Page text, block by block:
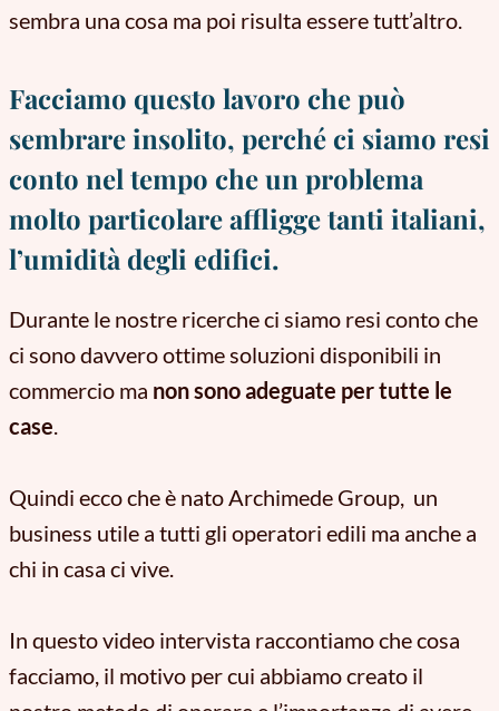
sembra una cosa ma poi risulta essere tutt’altro.
Facciamo questo lavoro che può
sembrare insolito, perché ci siamo resi
conto nel tempo che un problema
molto particolare affligge tanti italiani,
l’umidità degli edifici.
Durante le nostre ricerche ci siamo resi conto che
ci sono davvero ottime soluzioni disponibili in
commercio ma non sono adeguate per tutte le
case.
Quindi ecco che è nato Archimede Group, un
business utile a tutti gli operatori edili ma anche a
chi in casa ci vive.
In questo video intervista raccontiamo che cosa
facciamo, il motivo per cui abbiamo creato il